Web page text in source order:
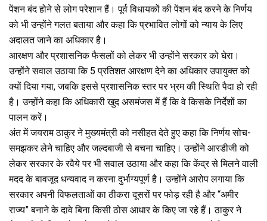
पेंशन बंद होने से लोग परेशान हैं। पूर्व विधायकों की पेंशन बंद करने के निर्णय
को भी उन्होंने गलत बताया और कहा कि प्रभावित लोगों को न्याय के लिए
अदालत जाने का अधिकार है।
आरक्षण और प्रशासनिक फैसलों को लेकर भी उन्होंने सरकार को घेरा।
उन्होंने सवाल उठाया कि 5 प्रतिशत आरक्षण देने का अधिकार उपायुक्त को
क्यों दिया गया, जबकि इससे प्रशासनिक स्तर पर भ्रम की स्थिति पैदा हो रही
है। उन्होंने कहा कि अधिकारी खुद असमंजस में हैं कि वे किसके निर्देशों का
पालन करें।
अंत में जयराम ठाकुर ने मुख्यमंत्री को नसीहत देते हुए कहा कि निर्णय सोच-
समझकर लेने चाहिए और जल्दबाजी से बचना चाहिए। उन्होंने आरडीजी को
लेकर सरकार के रवैये पर भी सवाल उठाया और कहा कि केंद्र से मिलने वाली
मदद के बावजूद धन्यवाद न करना दुर्भाग्यपूर्ण है। उन्होंने आरोप लगाया कि
सरकार अपनी विफलताओं का ठीकरा दूसरों पर फोड़ रही है और “अमीर
राज्य” बनाने के दावे बिना किसी ठोस आधार के किए जा रहे हैं। ठाकुर ने